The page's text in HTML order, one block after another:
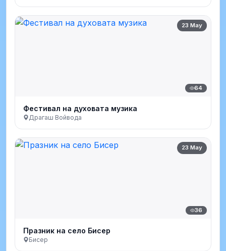
23 May
64
Фестивал на духовата музика
Драгаш Войвода
23 May
36
Празник на село Бисер
Бисер